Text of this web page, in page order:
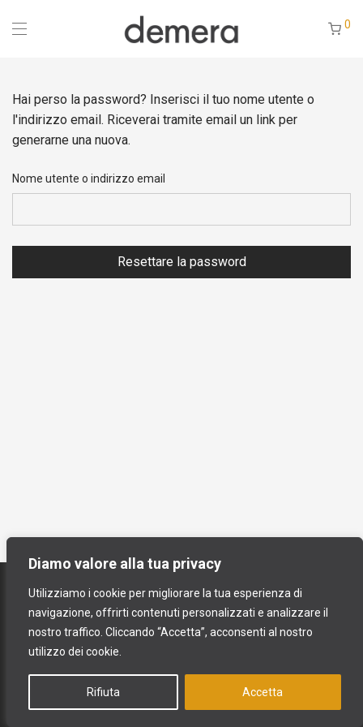
Diamo valore alla tua privacy
Utilizziamo i cookie per migliorare la tua esperienza di
navigazione, offrirti contenuti personalizzati e analizzare il
nostro traffico. Cliccando “Accetta”, acconsenti al nostro
utilizzo dei cookie.
Rifiuta Accetta
0
Hai perso la password? Inserisci il tuo nome utente o
l'indirizzo email. Riceverai tramite email un link per
generarne una nuova.
Nome utente o indirizzo email
Resettare la password
spedizioni e resi
privacy & cookies policy
Raki srls - partita IVA 02907860841